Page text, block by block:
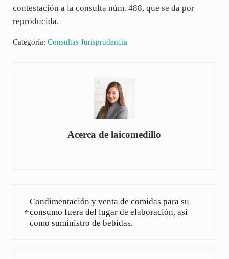
contestación a la consulta núm. 488, que se da por
reproducida.
Categoría: Consultas Jurisprudencia
Acerca delaicomedillo
Condimentación y venta de comidas para su
consumo fuera del lugar de elaboración, así
como suministro de bebidas.